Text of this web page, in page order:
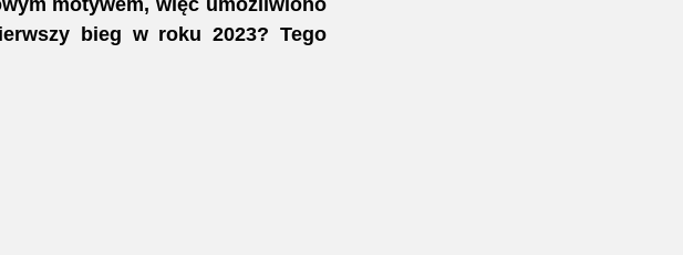
motywem, więc umożliwiono
bieg w roku 2023? Tego